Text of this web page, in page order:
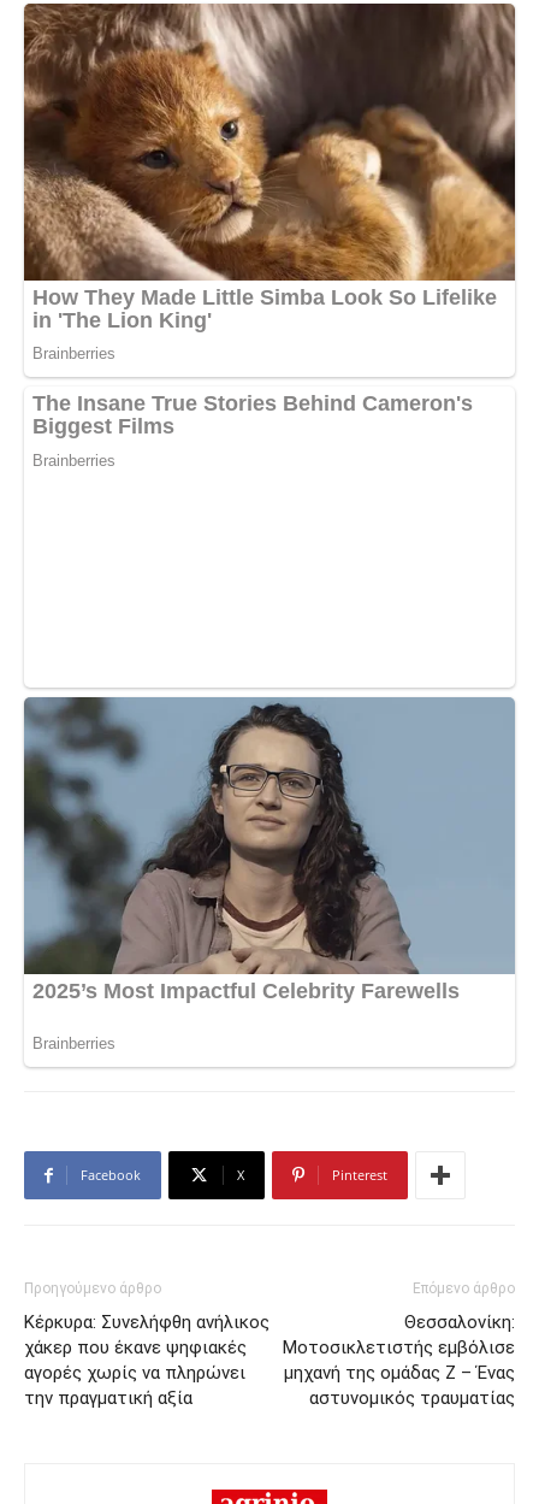
Facebook X Pinterest
Προηγούμενο άρθρο
Κέρκυρα: Συνελήφθη ανήλικος
χάκερ που έκανε ψηφιακές
αγορές χωρίς να πληρώνει
την πραγματική αξία
Επόμενο άρθρο
Θεσσαλονίκη:
Μοτοσικλετιστής εμβόλισε
μηχανή της ομάδας Ζ – Ένας
αστυνομικός τραυματίας